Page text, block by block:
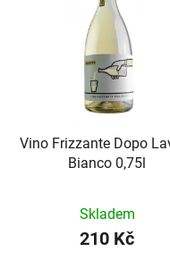
Vino Frizzante Dopo
Bianco 0,75l
Skladem
210 Kč